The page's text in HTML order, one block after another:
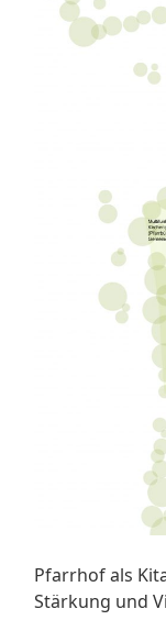
Pfarrhof als
Stärkung und